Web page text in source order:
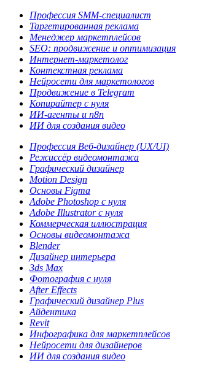
Профессия SMM-специалист
Таргетированная реклама
Менеджер маркетплейсов
SEO: продвижение и оптимизация
Интернет-маркетолог
Контекстная реклама
Нейросети для маркетологов
Продвижение в Telegram
Копирайтер с нуля
ИИ-агенты и n8n
ИИ для создания видео
Профессия Веб-дизайнер (UX/UI)
Режиссёр видеомонтажа
Графический дизайнер
Motion Design
Основы Figma
Adobe Photoshop с нуля
Adobe Illustrator с нуля
Коммерческая иллюстрация
Основы видеомонтажа
Blender
Дизайнер интерьера
3ds Max
Фотография с нуля
After Effects
Графический дизайнер Plus
Айдентика
Revit
Инфографика для маркетплейсов
Нейросети для дизайнеров
ИИ для создания видео